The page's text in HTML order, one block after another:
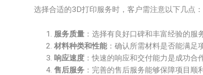
选择合适的3D打印服务时，客户需注意以下几点：
服务质量 ：选择有良好口碑和丰富经验的服
材料种类和性能 ：确认所需材料是否能满足
响应速度 ：快速的响应和交付能力是成功合
售后服务 ：完善的售后服务能够保障项目顺